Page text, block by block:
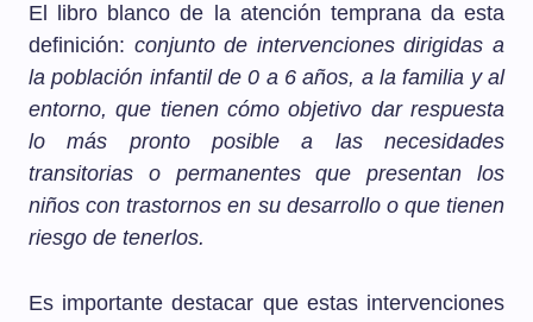
El libro blanco de la atención temprana da esta
definición: conjunto de intervenciones dirigidas a
la población infantil de 0 a 6 años, a la familia y al
entorno, que tienen cómo objetivo dar respuesta
lo más pronto posible a las necesidades
transitorias o permanentes que presentan los
niños con trastornos en su desarrollo o que tienen
riesgo de tenerlos.
Es importante destacar que estas intervenciones